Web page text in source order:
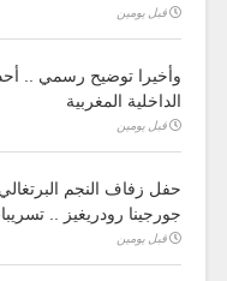
قبل يومين
وأخيرا توضيح رسمي ..
الداخلية المغربية
قبل يومين
حفل زفاف النجم
جورجينا رودريغيز ..
قبل يومين